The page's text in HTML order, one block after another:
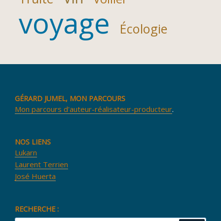
voyage Écologie
GÉRARD JUMEL, MON PARCOURS
Mon parcours d'auteur-réalisateur-producteur.
NOS LIENS
Lukarn
Laurent Terrien
José Huerta
RECHERCHE :